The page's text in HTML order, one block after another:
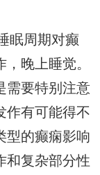
眠周期对癫
晚上睡觉。
需要特别注意
作有可能得不
型的癫痫影响
和复杂部分性